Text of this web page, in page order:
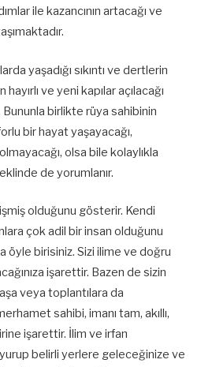
ile kazancının artacağı ve
yaşadığı sıkıntı ve dertlerin
ve yeni kapılar açılacağı
Bununla birlikte rüya sahibinin
bir hayat yaşayacağı,
olsa bile kolaylıkla
de yorumlanır.
olduğunu gösterir. Kendi
çok adil bir insan olduğunu
öyle birisiniz. Sizi ilime ve doğru
işarettir. Bazen de sizin
veya toplantılara da
sahibi, imanı tam, akıllı,
işarettir. İlim ve irfan
belirli yerlere geleceğinize ve